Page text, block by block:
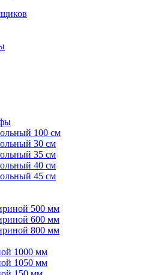
100 см
30 см
35 см
40 см
45 см
500 мм
600 мм
800 мм
1000 мм
1050 мм